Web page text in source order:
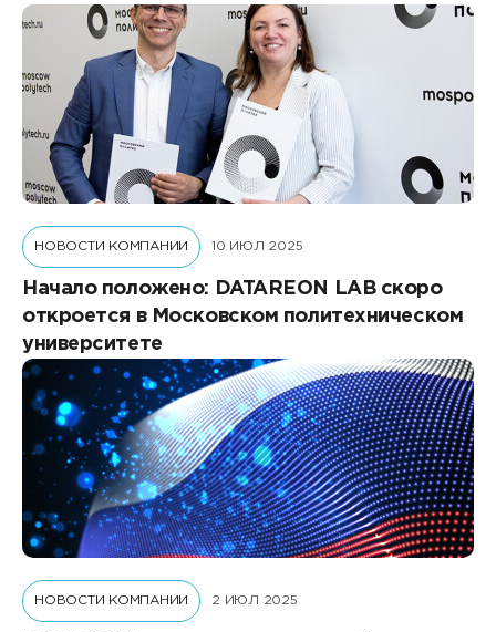
НОВОСТИ КОМПАНИИ 10 ИЮЛ 2025
Начало положено: DATAREON LAB скоро
откроется в Московском политехническом
университете
НОВОСТИ КОМПАНИИ 2 ИЮЛ 2025